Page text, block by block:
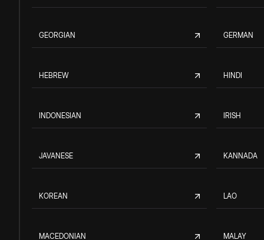
GEORGIAN GERMAN
HEBREW HINDI
INDONESIAN IRISH
JAVANESE KANNADA
KOREAN LAO
MACEDONIAN MALAY